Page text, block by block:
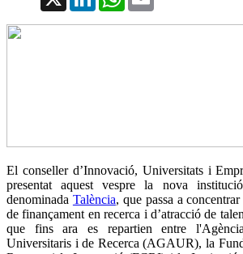
El conseller d’Innovació, Universitats i
presentat aquest vespre la nova
denominada Talència, que passa a
de finançament en recerca i d’atracció de
que fins ara es repartien entre
Universitaris i de Recerca (AGAUR), la